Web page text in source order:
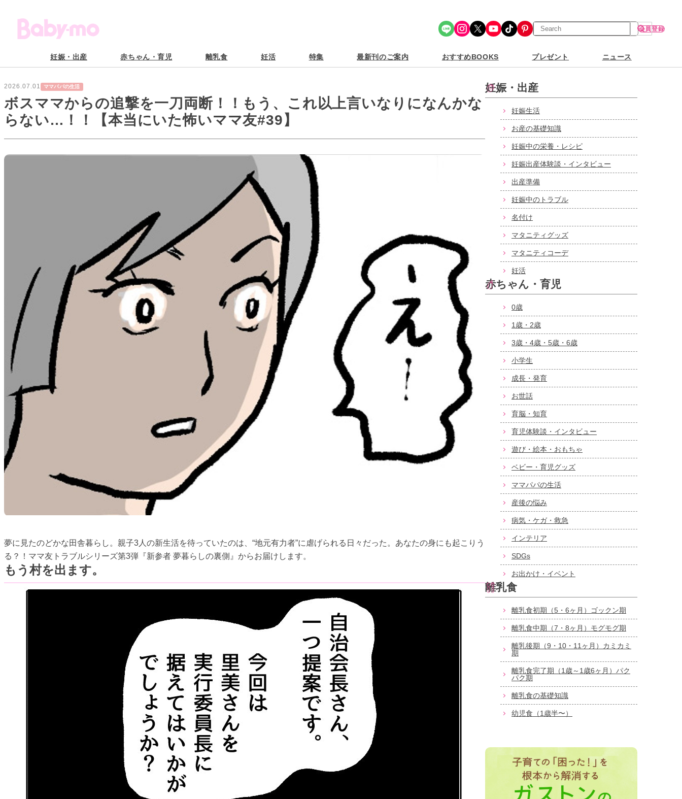
Share Icon Instagram X YouTube TikTok Pinterest
検
索
会員登録
妊娠・出産 赤ちゃん・育児 離乳食 妊活 特集 最新刊のご案内 おすすめBOOKS プレゼント ニュース
2026.07.01 ママパパの生活
ボスママからの追撃を一刀両断！！もう、これ以上言いなりになんかな
らない…！！【本当にいた怖いママ友#39】
夢に見たのどかな田舎暮らし。親子3人の新生活を待っていたのは、“地元有力者”に虐げられる日々だった。あなたの身にも起こりう
る？！ママ友トラブルシリーズ第3弾『新参者 夢暮らしの裏側』からお届けします。
もう村を出ます。
妊娠・出産
妊娠生活
お産の基礎知識
妊娠中の栄養・レシピ
妊娠出産体験談・インタビュー
出産準備
妊娠中のトラブル
名付け
マタニティグッズ
マタニティコーデ
妊活
赤ちゃん・育児
0歳
1歳・2歳
3歳・4歳・5歳・6歳
小学生
成長・発育
お世話
育脳・知育
育児体験談・インタビュー
遊び・絵本・おもちゃ
ベビー・育児グッズ
ママパパの生活
産後の悩み
病気・ケガ・救急
インテリア
SDGs
お出かけ・イベント
離乳食
離乳食初期（5・6ヶ月）ゴックン期
離乳食中期（7・8ヶ月）モグモグ期
離乳後期（9・10・11ヶ月）カミカミ
期
離乳食完了期（1歳～1歳6ヶ月）パク
パク期
離乳食の基礎知識
幼児食（1歳半〜）